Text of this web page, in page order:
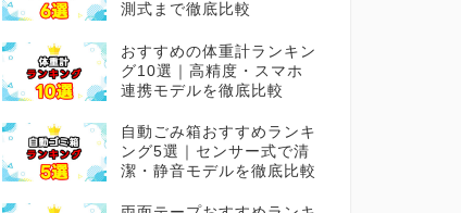
測式まで徹底比較
おすすめの体重計ランキン
グ10選｜高精度・スマホ
連携モデルを徹底比較
自動ごみ箱おすすめランキ
ング5選｜センサー式で清
潔・静音モデルを徹底比較